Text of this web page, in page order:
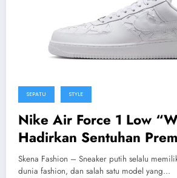
SEPATU STYLE
Nike Air Force 1 Low
Hadirkan Sentuhan
Siluet Klasik yang Ikonik
Skena Fashion – Sneaker putih selalu
dunia fashion, dan salah satu model yang…